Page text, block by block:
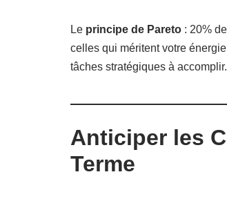
Le principe de Pareto : 20%
celles qui méritent votre
tâches stratégiques à accomplir.
Anticiper les
Terme